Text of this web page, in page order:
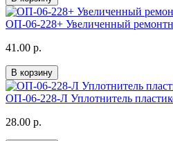
ОП-06-228+ Увеличенный
41.00 р.
В корзину
ОП-06-228-Л Уплотнитель
28.00 р.